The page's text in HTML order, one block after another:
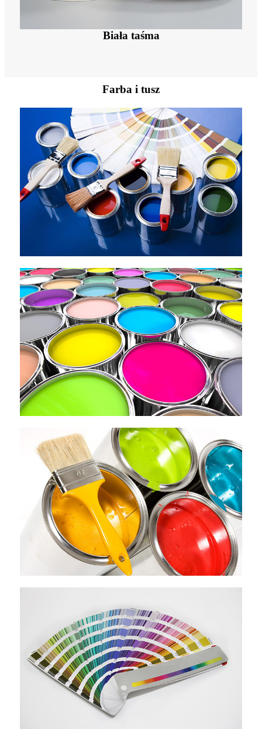
Biała taśma
Farba i tusz